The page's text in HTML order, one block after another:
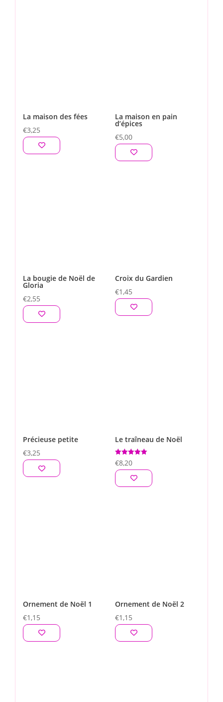
La maison des fées
€3,25
La maison en pain
d’épices
€5,00
La bougie de Noël de
Gloria
€2,55
Croix du Gardien
€1,45
Précieuse petite
€3,25
Le traîneau de Noël
Note
5.00
sur 5
€8,20
Ornement de Noël 1
€1,15
Ornement de Noël 2
€1,15